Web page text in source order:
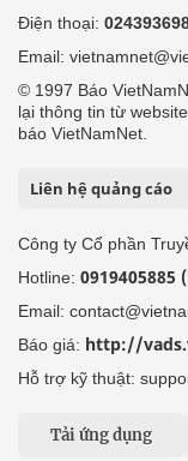
Điện thoại:
Email:
© 1997 Báo
lại thông tin từ
báo VietNamNet.
Liên hệ quảng cáo
Công ty Cổ phần
Hotline: 0919405885
Email:
Báo giá: http://
Hỗ trợ kỹ thuật:
Tải ứng dụng